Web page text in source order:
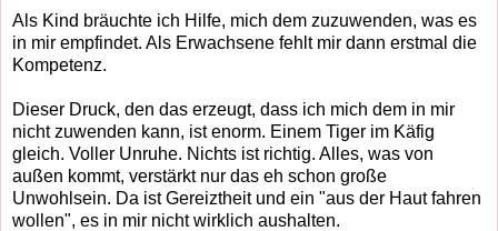
Als Kind bräuchte ich Hilfe, mich dem zuzuwenden, was es
in mir empfindet. Als Erwachsene fehlt mir dann erstmal die
Kompetenz.
Dieser Druck, den das erzeugt, dass ich mich dem in mir
nicht zuwenden kann, ist enorm. Einem Tiger im Käfig
gleich. Voller Unruhe. Nichts ist richtig. Alles, was von
außen kommt, verstärkt nur das eh schon große
Unwohlsein. Da ist Gereiztheit und ein "aus der Haut fahren
wollen", es in mir nicht wirklich aushalten.